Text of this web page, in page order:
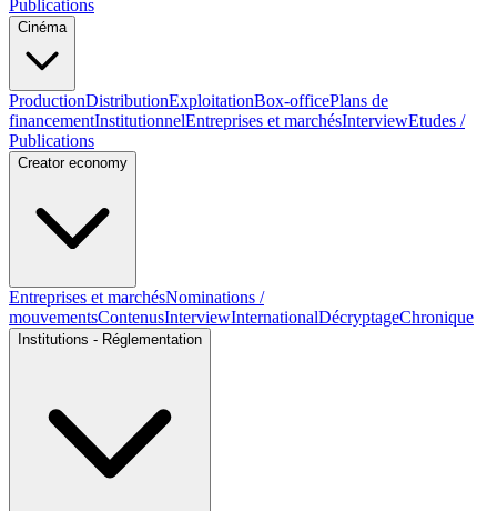
Publications
Cinéma
ProductionDistributionExploitationBox-officePlans de
financementInstitutionnelEntreprises et marchésInterviewEtudes /
Publications
Creator economy
Entreprises et marchésNominations /
mouvementsContenusInterviewInternationalDécryptageChronique
Institutions - Réglementation